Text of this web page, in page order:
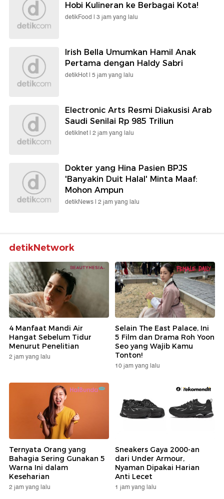
Hobi Kulineran ke Berbagai Kota!
detikFood | 3 jam yang lalu
Irish Bella Umumkan Hamil Anak
Pertama dengan Haldy Sabri
detikHot | 5 jam yang lalu
Electronic Arts Resmi Diakusisi Arab
Saudi Senilai Rp 985 Triliun
detikInet | 2 jam yang lalu
Dokter yang Hina Pasien BPJS
'Banyakin Duit Halal' Minta Maaf:
Mohon Ampun
detikNews | 2 jam yang lalu
detikNetwork
4 Manfaat Mandi Air
Hangat Sebelum Tidur
Menurut Penelitian
2 jam yang lalu
Selain The East Palace, Ini
5 Film dan Drama Roh Yoon
Seo yang Wajib Kamu
Tonton!
10 jam yang lalu
Ternyata Orang yang
Bahagia Sering Gunakan 5
Warna Ini dalam
Keseharian
2 jam yang lalu
Sneakers Gaya 2000-an
dari Under Armour,
Nyaman Dipakai Harian
Anti Lecet
1 jam yang lalu